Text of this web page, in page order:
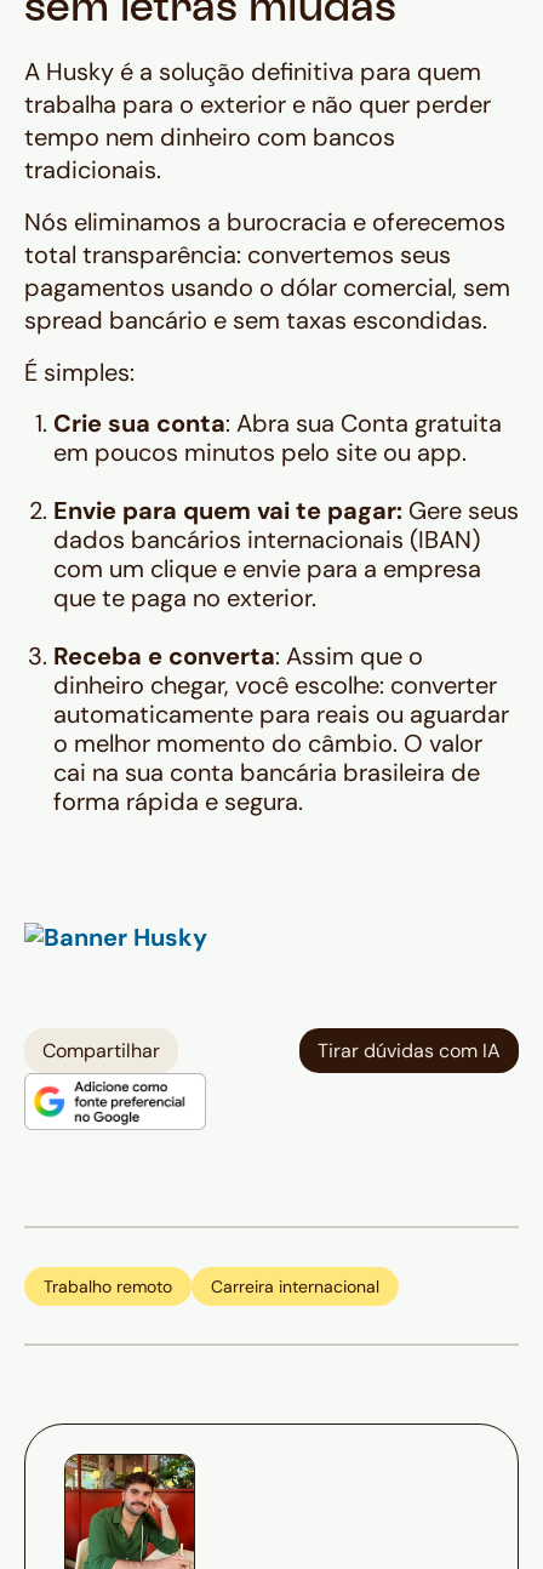
sem letras miúdas
A Husky é a solução definitiva para quem
trabalha para o exterior e não quer perder
tempo nem dinheiro com bancos
tradicionais.
Nós eliminamos a burocracia e oferecemos
total transparência: convertemos seus
pagamentos usando o dólar comercial, sem
spread bancário e sem taxas escondidas.
É simples:
Crie sua conta: Abra sua Conta gratuita
em poucos minutos pelo site ou app.
Envie para quem vai te pagar: Gere seus
dados bancários internacionais (IBAN)
com um clique e envie para a empresa
que te paga no exterior.
Receba e converta: Assim que o
dinheiro chegar, você escolhe: converter
automaticamente para reais ou aguardar
o melhor momento do câmbio. O valor
cai na sua conta bancária brasileira de
forma rápida e segura.
Compartilhar Tirar dúvidas com IA
Trabalho remoto Carreira internacional